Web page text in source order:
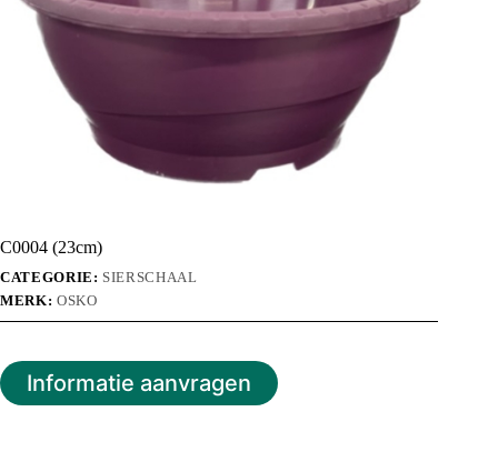
C0004 (23cm)
CATEGORIE: SIERSCHAAL
MERK: OSKO
Informatie aanvragen